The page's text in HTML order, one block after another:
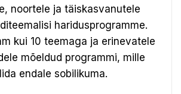
noortele ja täiskasvanutele
haridusprogramme.
kui 10 teemaga ja erinevatele
mõeldud programmi, mille
endale sobilikuma.